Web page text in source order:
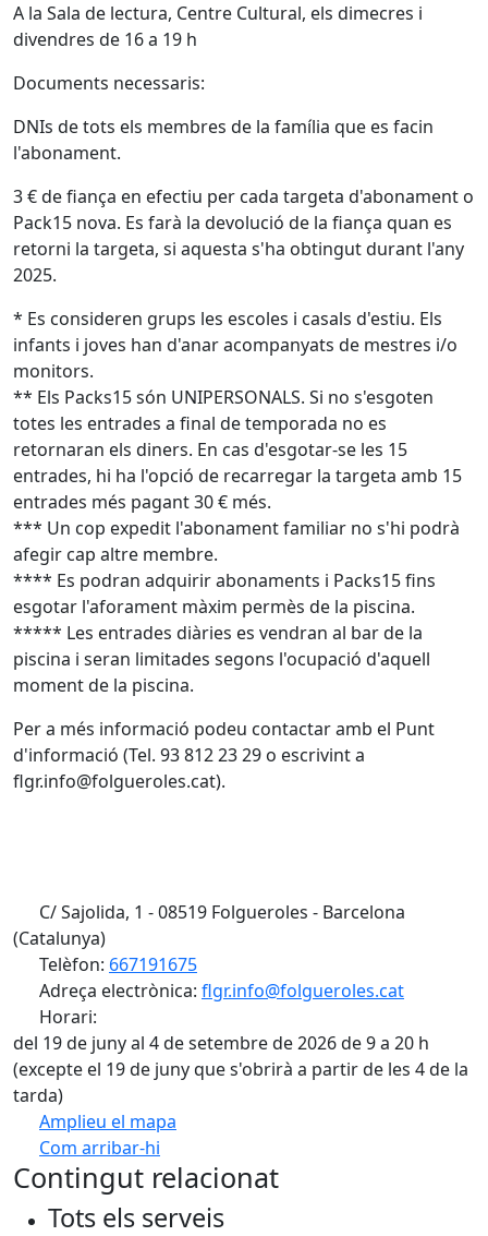
A la Sala de lectura, Centre Cultural, els dimecres i
divendres de 16 a 19 h
Documents necessaris:
DNIs de tots els membres de la família que es facin
l'abonament.
3 € de fiança en efectiu per cada targeta d'abonament o
Pack15 nova. Es farà la devolució de la fiança quan es
retorni la targeta, si aquesta s'ha obtingut durant l'any
2025.
* Es consideren grups les escoles i casals d'estiu. Els
infants i joves han d'anar acompanyats de mestres i/o
monitors.
** Els Packs15 són UNIPERSONALS. Si no s'esgoten
totes les entrades a final de temporada no es
retornaran els diners. En cas d'esgotar-se les 15
entrades, hi ha l'opció de recarregar la targeta amb 15
entrades més pagant 30 € més.
*** Un cop expedit l'abonament familiar no s'hi podrà
afegir cap altre membre.
**** Es podran adquirir abonaments i Packs15 fins
esgotar l'aforament màxim permès de la piscina.
***** Les entrades diàries es vendran al bar de la
piscina i seran limitades segons l'ocupació d'aquell
moment de la piscina.
Per a més informació podeu contactar amb el Punt
d'informació (Tel. 93 812 23 29 o escrivint a
flgr.info@folgueroles.cat).
C/ Sajolida, 1 - 08519 Folgueroles - Barcelona
(Catalunya)
Telèfon: 667191675
Adreça electrònica: flgr.info@folgueroles.cat
Horari:
del 19 de juny al 4 de setembre de 2026 de 9 a 20 h
(excepte el 19 de juny que s'obrirà a partir de les 4 de la
tarda)
Amplieu el mapa
Com arribar-hi
+
Contingut relacionat
Tots els serveis